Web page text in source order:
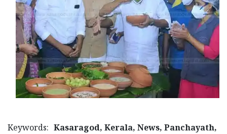
Keywords: Kasaragod, Kerala, News, Panchayath,